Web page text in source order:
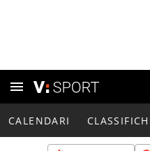
CALENDARI